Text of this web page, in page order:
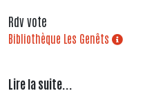
Rdv vote
Bibliothèque Les Genêts
Lire la suite...